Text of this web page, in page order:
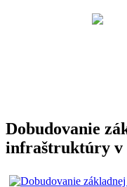
Dobudovanie
infraštruktúry v